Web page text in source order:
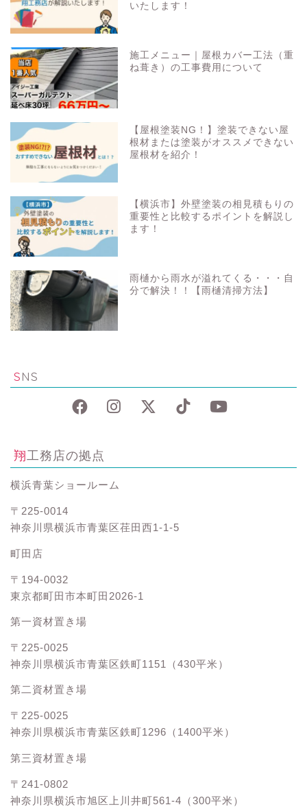
いたします！
施工メニュー｜屋根カバー工法（重
ね葺き）の工事費用について
【屋根塗装NG！】塗装できない屋
根材または塗装がオススメできない
屋根材を紹介！
【横浜市】外壁塗装の相見積もりの
重要性と比較するポイントを解説し
ます！
雨樋から雨水が溢れてくる・・・自
分で解決！！【雨樋清掃方法】
SNS
翔工務店の拠点
横浜青葉ショールーム
〒225-0014
神奈川県横浜市青葉区荏田西1-1-5
町田店
〒194-0032
東京都町田市本町田2026-1
第一資材置き場
〒225-0025
神奈川県横浜市青葉区鉄町1151（430平米）
第二資材置き場
〒225-0025
神奈川県横浜市青葉区鉄町1296（1400平米）
第三資材置き場
〒241-0802
神奈川県横浜市旭区上川井町561-4（300平米）